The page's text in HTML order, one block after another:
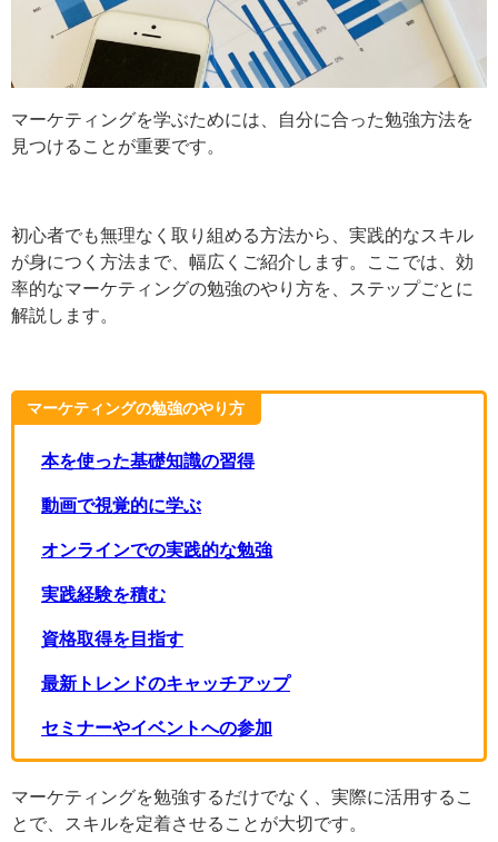
マーケティングを学ぶためには、自分に合った勉強方法
を見つけることが重要です。
初心者でも無理なく取り組める方法から、実践的なスキ
ルが身につく方法まで、幅広くご紹介します。ここで
は、効率的なマーケティングの勉強のやり方を、ステッ
プごとに解説します。
マーケティングの勉強のやり方
本を使った基礎知識の習得
動画で視覚的に学ぶ
オンラインでの実践的な勉強
実践経験を積む
資格取得を目指す
最新トレンドのキャッチアップ
セミナーやイベントへの参加
マーケティングを勉強するだけでなく、実際に活用する
ことで、スキルを定着させることが大切です。